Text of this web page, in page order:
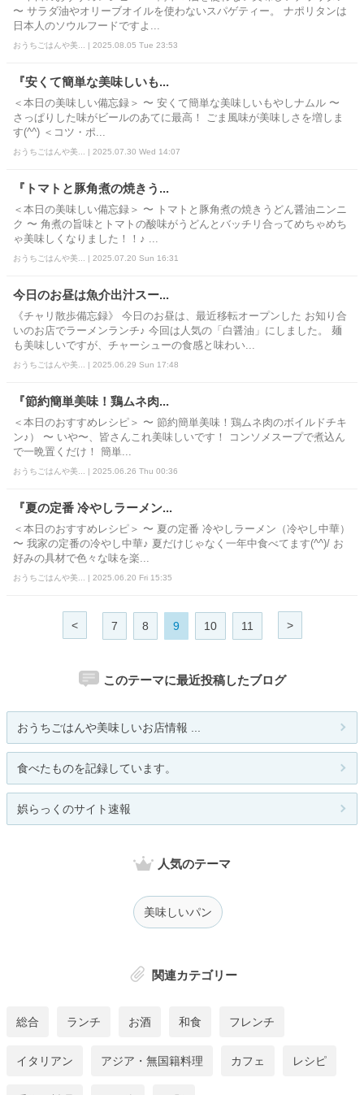
〜 サラダ油やオリーブオイルを使わないスパゲティー。 ナポリタンは
日本人のソウルフードですよ...
おうちごはんや美... | 2025.08.05 Tue 23:53
『安くて簡単な美味しいも...
＜本日の美味しい備忘録＞ 〜 安くて簡単な美味しいもやしナムル 〜
さっぱりした味がビールのあてに最高！ ごま風味が美味しさを増しま
す(^^) ＜コツ・ポ...
おうちごはんや美... | 2025.07.30 Wed 14:07
『トマトと豚角煮の焼きう...
＜本日の美味しい備忘録＞ 〜 トマトと豚角煮の焼きうどん醤油ニンニ
ク 〜 角煮の旨味とトマトの酸味がうどんとバッチリ合ってめちゃめち
ゃ美味しくなりました！！♪ ...
おうちごはんや美... | 2025.07.20 Sun 16:31
今日のお昼は魚介出汁スー...
《チャリ散歩備忘録》 今日のお昼は、最近移転オープンした お知り合
いのお店でラーメンランチ♪ 今回は人気の「白醤油」にしました。 麺
も美味しいですが、チャーシューの食感と味わい...
おうちごはんや美... | 2025.06.29 Sun 17:48
『節約簡単美味！鶏ムネ肉...
＜本日のおすすめレシピ＞ 〜 節約簡単美味！鶏ムネ肉のボイルドチキ
ン♪） 〜 いや〜、皆さんこれ美味しいです！ コンソメスープで煮込ん
で一晩置くだけ！ 簡単...
おうちごはんや美... | 2025.06.26 Thu 00:36
『夏の定番 冷やしラーメン...
＜本日のおすすめレシピ＞ 〜 夏の定番 冷やしラーメン（冷やし中華）
〜 我家の定番の冷やし中華♪ 夏だけじゃなく一年中食べてます(^^)/ お
好みの具材で色々な味を楽...
おうちごはんや美... | 2025.06.20 Fri 15:35
< 7 8 9 10 11 >
このテーマに最近投稿したブログ
おうちごはんや美味しいお店情報 ...
食べたものを記録しています。
娯らっくのサイト速報
人気のテーマ
美味しいパン
関連カテゴリー
総合 ランチ お酒 和食 フレンチ
イタリアン アジア・無国籍料理 カフェ レシピ